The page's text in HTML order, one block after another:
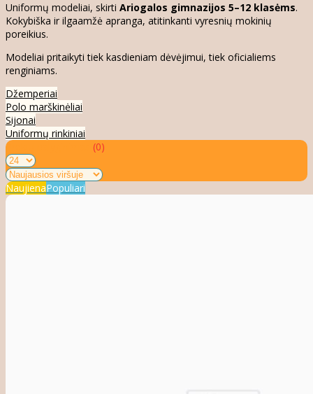
Uniformų modeliai, skirti Ariogalos gimnazijos 5–12 klasėms.
Kokybiška ir ilgaamžė apranga, atitinkanti vyresnių mokinių
poreikius.
Modeliai pritaikyti tiek kasdieniam dėvėjimui, tiek oficialiems
renginiams.
Džemperiai
Polo marškinėliai
Sijonai
Uniformų rinkiniai
Prekių palyginimas (0)
NaujienaPopuliari